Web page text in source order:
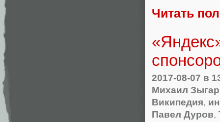
Читать
2017-08-07 в
Михаил
Википедия,
Павел Дуров,